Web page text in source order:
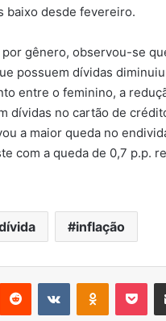
baixo desde fevereiro.
gênero, observou-se
possuem dívidas
entre o feminino, a
dívidas no cartão de
a maior queda no
com a queda de 0,7 p.p.
inflação
Reddit VK OK